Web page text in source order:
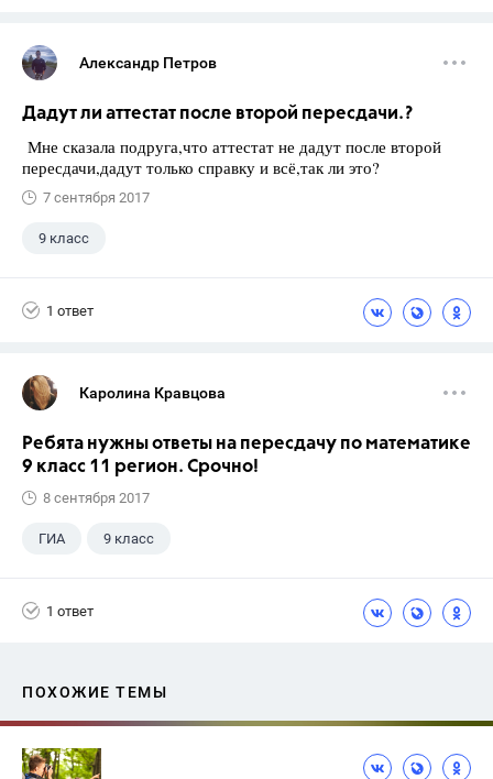
Александр Петров
Дадут ли аттестат после второй пересдачи.?
Мне сказала подруга,что аттестат не дадут после второй
пересдачи,дадут только справку и всё,так ли это?
7 сентября 2017
9 класс
1 ответ
Каролина Кравцова
Ребята нужны ответы на пересдачу по математике
9 класс 11 регион. Срочно!
8 сентября 2017
ГИА 9 класс
1 ответ
ПОХОЖИЕ ТЕМЫ